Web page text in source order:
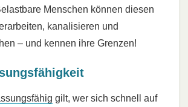
Menschen können diesen
kanalisieren und
– und kennen ihre Grenzen!
gilt, wer sich schnell auf